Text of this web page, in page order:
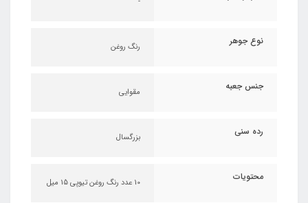
نوع جوهر رنگ روغن
جنس جعبه مقوایی
رده سنی بزرگسال
محتویات 10 عدد رنگ روغن تیوپی 15 میل